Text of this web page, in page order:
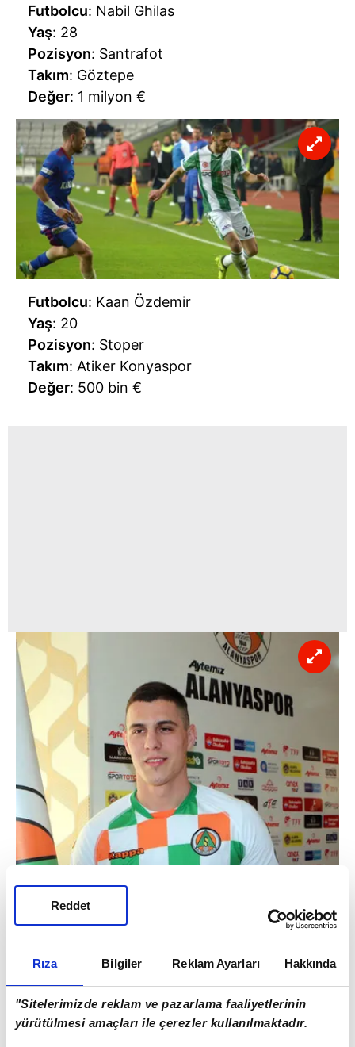
Rıza Bilgiler Reklam Ayarları Hakkında
"Sitelerimizde reklam ve pazarlama faaliyetlerinin
yürütülmesi amaçları ile çerezler kullanılmaktadır.
Reddet
Futbolcu: Nabil Ghilas
Yaş: 28
Pozisyon: Santrafot
Takım: Göztepe
Değer: 1 milyon €
Futbolcu: Kaan Özdemir
Yaş: 20
Pozisyon: Stoper
Takım: Atiker Konyaspor
Değer: 500 bin €